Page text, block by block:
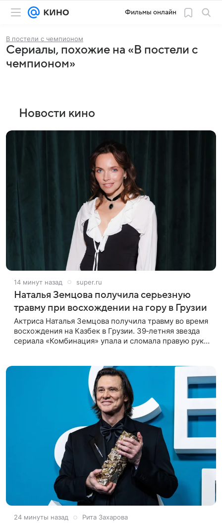
Фильмы онлайн
В постели с чемпионом
Сериалы, похожие на «В постели с
чемпионом»
Новости кино
14 минут назад super.ru
Наталья Земцова получила серьезную
травму при восхождении на гору в Грузии
Актриса Наталья Земцова получила травму во время
восхождения на Казбек в Грузии. 39‑летняя звезда
сериала «Комбинация» упала и сломала правую руку.
24 минуты назад Рита Захарова